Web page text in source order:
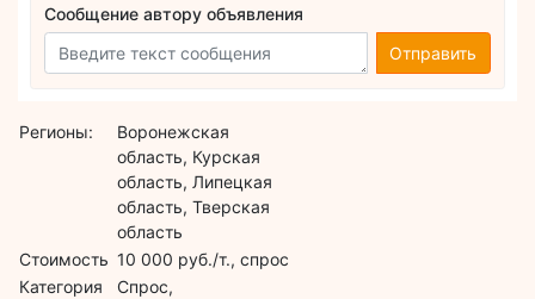
Сообщение автору объявления
Отправить
Регионы:
Воронежская
область, Курская
область, Липецкая
область, Тверская
область
Стоимость 10 000 руб./т., спрос
Категория
Спрос,